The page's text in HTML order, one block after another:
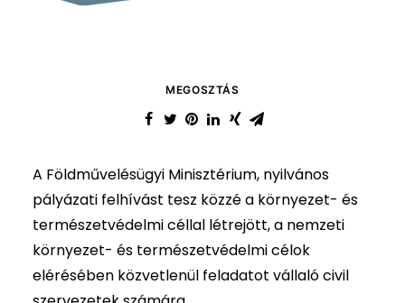
MEGOSZTÁS
A Földművelésügyi Minisztérium, nyilvános
pályázati felhívást tesz közzé a környezet- és
természetvédelmi céllal létrejött, a nemzeti
környezet- és természetvédelmi célok
elérésében közvetlenül feladatot vállaló civil